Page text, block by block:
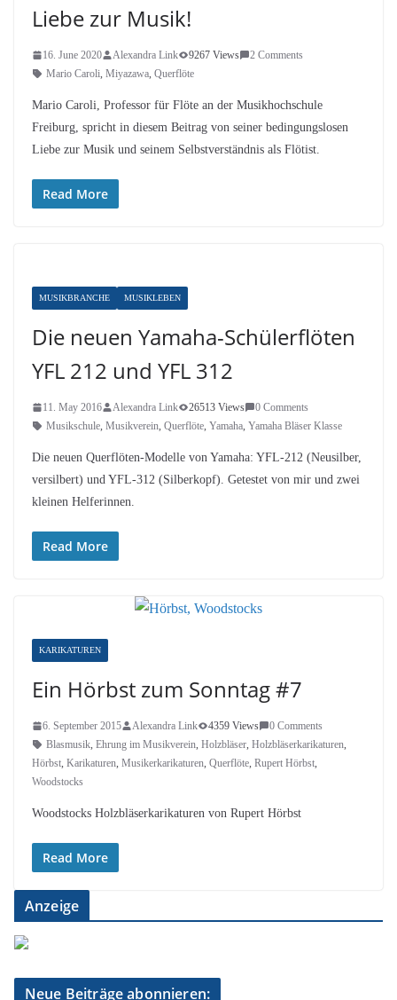
Liebe zur Musik!
16. June 2020 Alexandra Link 9267 Views
2 Comments
Mario Caroli, Miyazawa, Querflöte
Mario Caroli, Professor für Flöte an der Musikhochschule
Freiburg, spricht in diesem Beitrag von seiner bedingungslosen
Liebe zur Musik und seinem Selbstverständnis als Flötist.
Read More
MUSIKBRANCHE MUSIKLEBEN
Die neuen Yamaha-Schülerflöten
YFL 212 und YFL 312
11. May 2016 Alexandra Link 26513 Views
0 Comments
Musikschule, Musikverein, Querflöte, Yamaha, Yamaha Bläser Klasse
Die neuen Querflöten-Modelle von Yamaha: YFL-212 (Neusilber,
versilbert) und YFL-312 (Silberkopf). Getestet von mir und zwei
kleinen Helferinnen.
Read More
KARIKATUREN
Ein Hörbst zum Sonntag #7
6. September 2015 Alexandra Link 4359 Views
0 Comments
Blasmusik, Ehrung im Musikverein, Holzbläser, Holzbläserkarikaturen,
Hörbst, Karikaturen, Musikerkarikaturen, Querflöte, Rupert Hörbst,
Woodstocks
Woodstocks Holzbläserkarikaturen von Rupert Hörbst
Read More
Anzeige
Neue Beiträge abonnieren: